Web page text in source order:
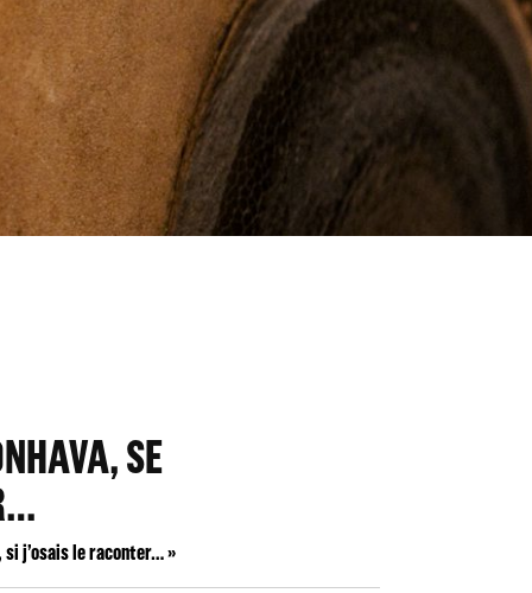
SE
si j’osais le raconter… »